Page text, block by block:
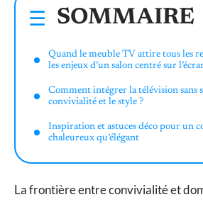
SOMMAIRE
Quand le meuble TV attire tous les
les enjeux d’un salon centré sur
Comment intégrer la télévision sans
convivialité et le style ?
Inspiration et astuces déco pour un
chaleureux qu’élégant
La frontière entre convivialité et